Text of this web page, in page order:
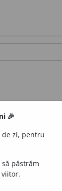
🎉
de zi, pentru
păstrăm